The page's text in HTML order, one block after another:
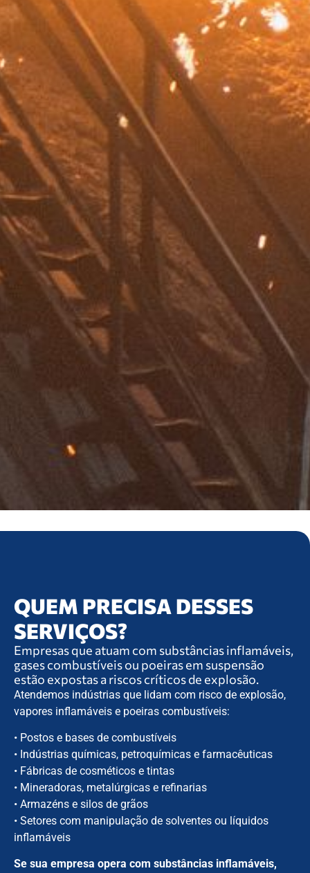
QUEM PRECISA DESSES
SERVIÇOS?
Empresas que atuam com substâncias inflamáveis,
gases combustíveis ou poeiras em suspensão
estão expostas a riscos críticos de explosão.
Atendemos indústrias que lidam com risco de explosão,
vapores inflamáveis e poeiras combustíveis:
• Postos e bases de combustíveis
• Indústrias químicas, petroquímicas e farmacêuticas
• Fábricas de cosméticos e tintas
• Mineradoras, metalúrgicas e refinarias
• Armazéns e silos de grãos
• Setores com manipulação de solventes ou líquidos
inflamáveis
Se sua empresa opera com substâncias inflamáveis,